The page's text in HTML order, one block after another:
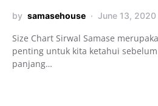
by samasehouse June 13, 2020
Size Chart Sirwal Samase
penting untuk kita ketahui
panjang…